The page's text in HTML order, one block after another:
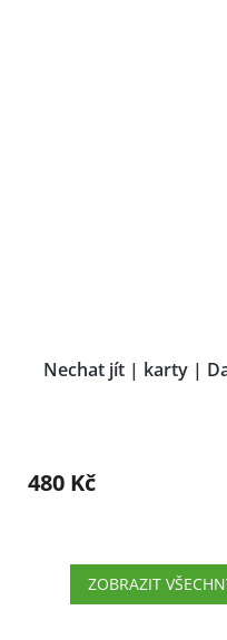
Nechat jít | karty |
480 Kč
ZOBRAZIT